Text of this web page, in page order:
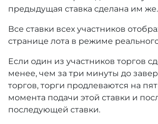
предыдущая ставка сделана им же.
Все ставки всех участников
странице лота в режиме
Если один из участников торгов
менее, чем за три минуты до
торгов, торги продлеваются на
момента подачи этой ставки и
последующей ставки.